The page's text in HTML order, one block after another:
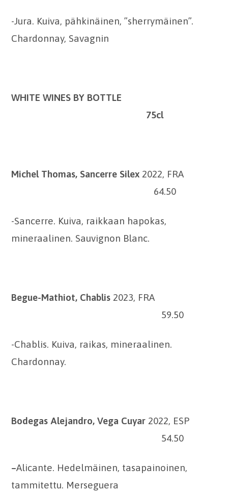
-Jura. Kuiva, pähkinäinen, ”sherrymäinen”.
Chardonnay, Savagnin
WHITE WINES BY BOTTLE
75cl
Michel Thomas, Sancerre Silex 2022, FRA
64.50
-Sancerre. Kuiva, raikkaan hapokas,
mineraalinen. Sauvignon Blanc.
Begue-Mathiot, Chablis 2023, FRA
59.50
-Chablis. Kuiva, raikas, mineraalinen.
Chardonnay.
Bodegas Alejandro, Vega Cuyar 2022, ESP
54.50
–Alicante. Hedelmäinen, tasapainoinen,
tammitettu. Merseguera